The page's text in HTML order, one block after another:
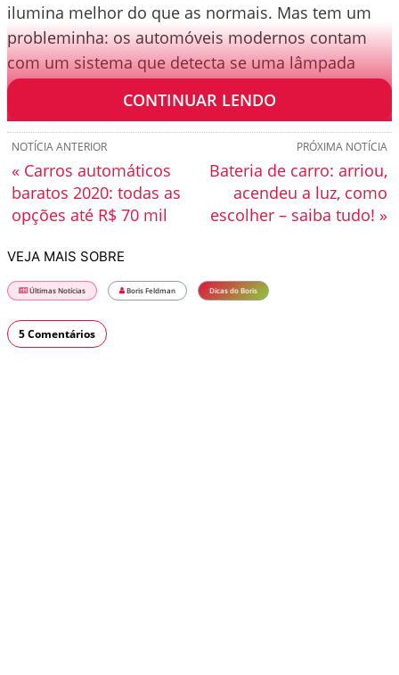
ilumina melhor do que as normais. Mas tem um
probleminha: os automóveis modernos contam
com um sistema que detecta se uma lâmpada
queimou.
CONTINUAR LENDO
PRÓXIMA NOTÍCIA
Bateria de carro: arriou,
acendeu a luz, como
escolher – saiba tudo! »
NOTÍCIA ANTERIOR
« Carros automáticos
baratos 2020: todas as
opções até R$ 70 mil
VEJA MAIS SOBRE
Últimas Notícias Boris Feldman Dicas do Boris
5 Comentários